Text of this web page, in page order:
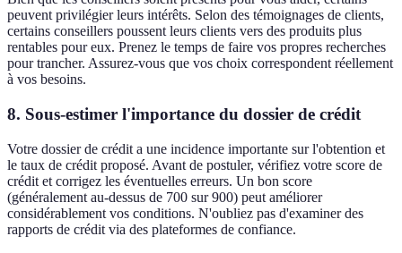
peuvent privilégier leurs intérêts. Selon des témoignages de clients,
certains conseillers poussent leurs clients vers des produits plus
rentables pour eux. Prenez le temps de faire vos propres recherches
pour trancher. Assurez-vous que vos choix correspondent réellement
à vos besoins.
8. Sous-estimer l'importance du dossier de crédit
Votre dossier de crédit a une incidence importante sur l'obtention et
le taux de crédit proposé. Avant de postuler, vérifiez votre score de
crédit et corrigez les éventuelles erreurs. Un bon score
(généralement au-dessus de 700 sur 900) peut améliorer
considérablement vos conditions. N'oubliez pas d'examiner des
rapports de crédit via des plateformes de confiance.